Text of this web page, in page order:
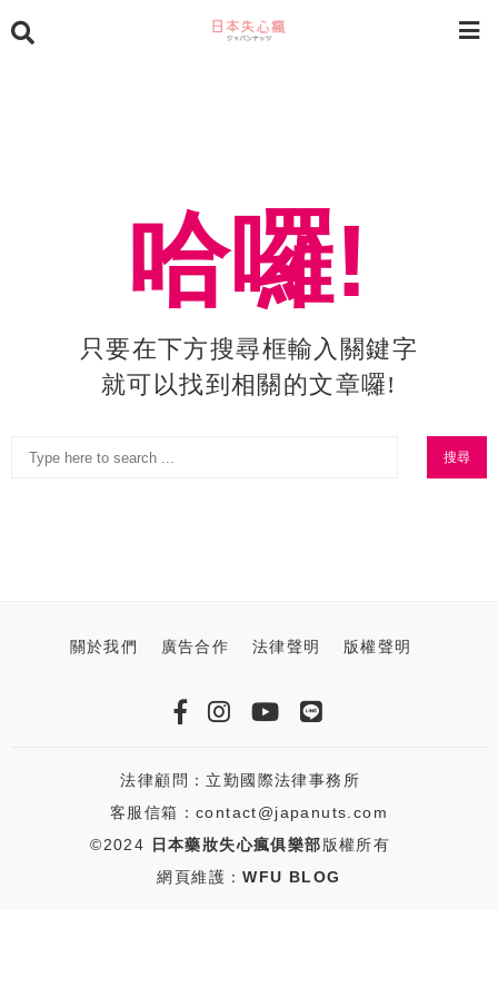
哈囉!
只要在下方搜尋框輸入關鍵字
就可以找到相關的文章囉!
關於我們 廣告合作 法律聲明 版權聲明
法律顧問：立勤國際法律事務所
客服信箱：contact@japanuts.com
©2024
日本藥妝失心瘋俱樂部版權所有
網頁維護：WFU BLOG